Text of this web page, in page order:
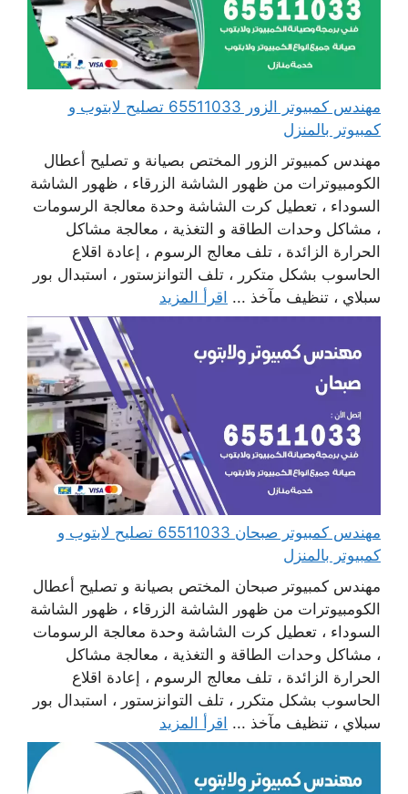
مهندس كمبيوتر الزور 65511033 تصليح لابتوب و
كمبيوتر بالمنزل
مهندس كمبيوتر الزور المختص بصيانة و تصليح أعطال
الكومبيوترات من ظهور الشاشة الزرقاء ، ظهور الشاشة
السوداء ، تعطيل كرت الشاشة وحدة معالجة الرسومات
، مشاكل وحدات الطاقة و التغذية ، معالجة مشاكل
الحرارة الزائدة ، تلف معالج الرسوم ، إعادة اقلاع
الحاسوب بشكل متكرر ، تلف التوانزستور ، استبدال بور
سبلاي ، تنظيف مآخذ ... اقرأ المزيد
مهندس كمبيوتر صبحان 65511033 تصليح لابتوب و
كمبيوتر بالمنزل
مهندس كمبيوتر صبحان المختص بصيانة و تصليح أعطال
الكومبيوترات من ظهور الشاشة الزرقاء ، ظهور الشاشة
السوداء ، تعطيل كرت الشاشة وحدة معالجة الرسومات
، مشاكل وحدات الطاقة و التغذية ، معالجة مشاكل
الحرارة الزائدة ، تلف معالج الرسوم ، إعادة اقلاع
الحاسوب بشكل متكرر ، تلف التوانزستور ، استبدال بور
سبلاي ، تنظيف مآخذ ... اقرأ المزيد